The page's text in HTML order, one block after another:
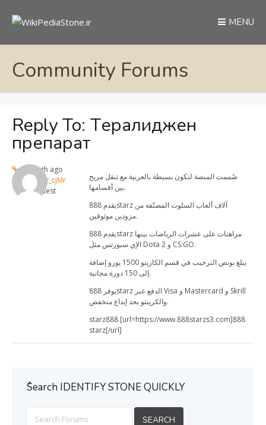
MENU
Community Forums
Reply To: Tералиджен
препарат
1 month ago
888starz_cjMr
Guest
صُممت المنصة لتكون بسيطة بالعربية مع تنقل مريح
بين أقسامها.
يقدم 888starz آلاف ألعاب السلوت المصنّفة من
مزودين موثوقين.
يقدم 888starz مراهنات على عشرات الرياضات بينها
الإي سبورتس مثل Dota 2 و CS:GO.
يبلغ بونص الترحيب في قسم الكازينو 1500 يورو إضافة
إلى 150 دورة مجانية.
يوفر 888starz الدفع عبر Visa و Mastercard و Skrill
والكريبتو بحد إيداع منخفض.
starz888 [url=https://www.888starzs3.com]888
starz[/url]
ُSearch IDENTIFY STONE QUICKLY